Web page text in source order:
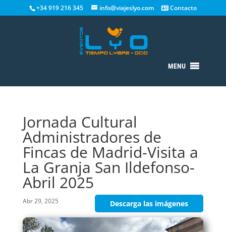
+34 919 216 345 info@viajeslyo.com Contacto
MENU
Jornada Cultural
Administradores de
Fincas de Madrid-Visita a
La Granja San Ildefonso-
Abril 2025
Abr 29, 2025 Descarga las imágenes